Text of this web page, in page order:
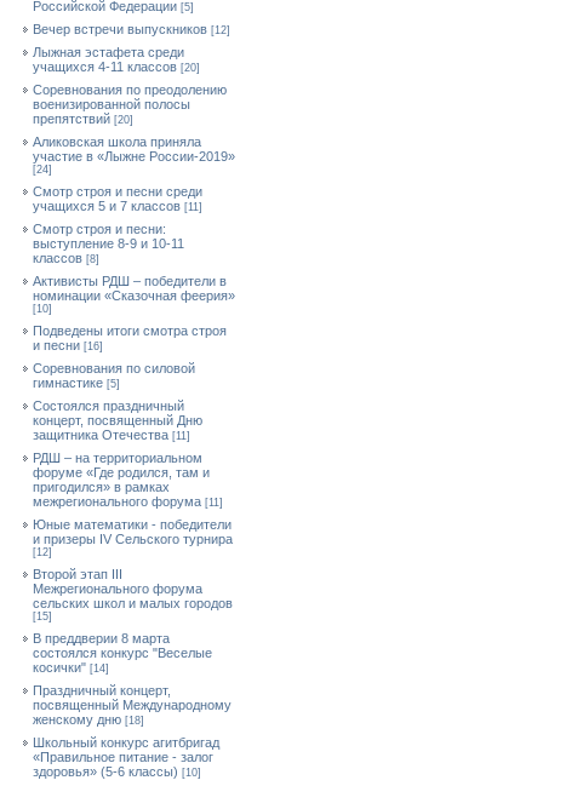
Российской Федерации [5]
Вечер встречи выпускников [12]
Лыжная эстафета среди
учащихся 4-11 классов [20]
Cоревнования по преодолению
военизированной полосы
препятствий [20]
Аликовская школа приняла
участие в «Лыжне России-2019»
[24]
Смотр строя и песни среди
учащихся 5 и 7 классов [11]
Смотр строя и песни:
выступление 8-9 и 10-11
классов [8]
Активисты РДШ – победители в
номинации «Сказочная феерия»
[10]
Подведены итоги смотра строя
и песни [16]
Соревнования по силовой
гимнастике [5]
Состоялся праздничный
концерт, посвященный Дню
защитника Отечества [11]
РДШ – на территориальном
форуме «Где родился, там и
пригодился» в рамках
межрегионального форума [11]
Юные математики - победители
и призеры IV Сельского турнира
[12]
Второй этап III
Межрегионального форума
сельских школ и малых городов
[15]
В преддверии 8 марта
состоялся конкурс "Веселые
косички" [14]
Праздничный концерт,
посвященный Международному
женскому дню [18]
Школьный конкурс агитбригад
«Правильное питание - залог
здоровья» (5-6 классы) [10]